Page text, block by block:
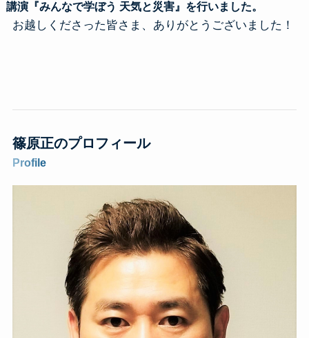
講演『みんなで学ぼう 天気と災害』を行いました。
お越しくださった皆さま、ありがとうございました！
篠原正のプロフィール
Profile